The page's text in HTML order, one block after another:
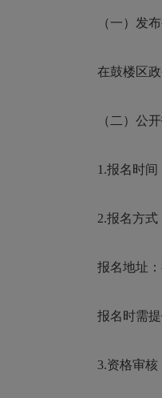
（一）发布
在鼓楼区政
（二）公开
1.报名时间：
2.报名方式：
报名地址：福
报名时需提供
3.资格审核：